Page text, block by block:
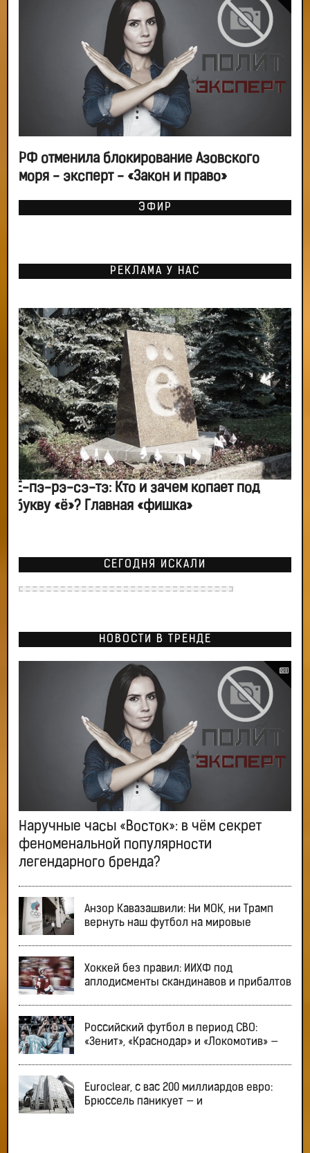
РФ отменила блокирование Азовского
моря - эксперт - «Закон и право»
ЭФИР
РЕКЛАМА У НАС
Ё-пэ-рэ-сэ-тэ: Кто и зачем копает под
букву «ё»? Главная «фишка»
СЕГОДНЯ ИСКАЛИ
НОВОСТИ В ТРЕНДЕ
Наручные часы «Восток»: в чём секрет
феноменальной популярности
легендарного бренда?
Анзор Кавазашвили: Ни МОК, ни Трамп
вернуть наш футбол на мировые
Хоккей без правил: ИИХФ под
аплодисменты скандинавов и прибалтов
Российский футбол в период СВО:
«Зенит», «Краснодар» и «Локомотив» —
Euroclear, с вас 200 миллиардов евро:
Брюссель паникует — и